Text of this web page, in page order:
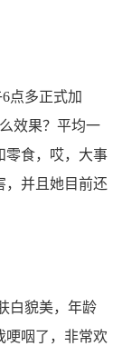
点多正式加
效果？平均一
零食，哎，大事
，并且她目前还
白貌美，年龄
哽咽了，非常欢